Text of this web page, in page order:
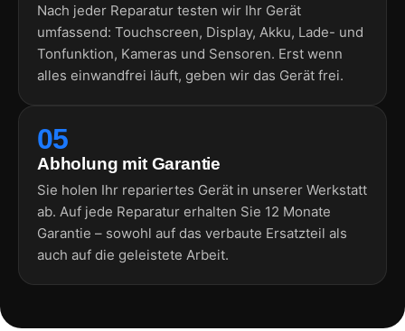
Nach jeder Reparatur testen wir Ihr Gerät
umfassend: Touchscreen, Display, Akku, Lade- und
Tonfunktion, Kameras und Sensoren. Erst wenn
alles einwandfrei läuft, geben wir das Gerät frei.
05
Abholung mit Garantie
Sie holen Ihr repariertes Gerät in unserer Werkstatt
ab. Auf jede Reparatur erhalten Sie 12 Monate
Garantie – sowohl auf das verbaute Ersatzteil als
auch auf die geleistete Arbeit.